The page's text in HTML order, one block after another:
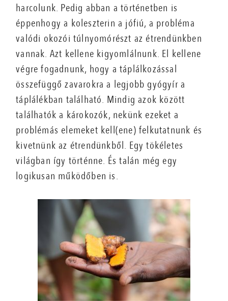
harcolunk. Pedig abban a történetben is
éppenhogy a koleszterin a jófiú, a probléma
valódi okozói túlnyomórészt az étrendünkben
vannak. Azt kellene kigyomlálnunk. El kellene
végre fogadnunk, hogy a táplálkozással
összefüggő zavarokra a legjobb gyógyír a
táplálékban található. Mindig azok között
találhatók a károkozók, nekünk ezeket a
problémás elemeket kell(ene) felkutatnunk és
kivetnünk az étrendünkből. Egy tökéletes
világban így történne. És talán még egy
logikusan működőben is.